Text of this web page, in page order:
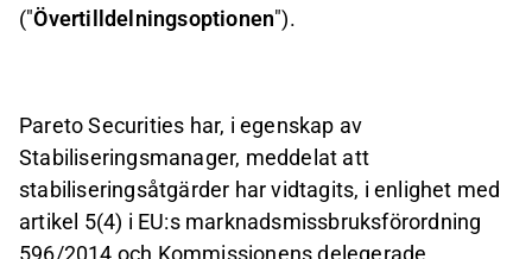
("Övertilldelningsoptionen").
Pareto Securities har, i egenskap av
Stabiliseringsmanager, meddelat att
stabiliseringsåtgärder har vidtagits, i enlighet med
artikel 5(4) i EU:s marknadsmissbruksförordning
596/2014 och Kommissionens delegerade